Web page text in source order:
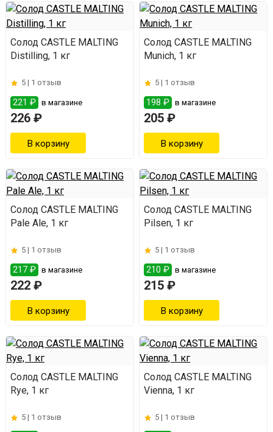
Солод CASTLE MALTING
Distilling, 1 кг
5 | 1 отзыв
221 ₽ в магазине
226 ₽
Солод CASTLE MALTING
Munich, 1 кг
5 | 1 отзыв
198 ₽ в магазине
205 ₽
Солод CASTLE MALTING
Pale Ale, 1 кг
5 | 1 отзыв
217 ₽ в магазине
222 ₽
Солод CASTLE MALTING
Pilsen, 1 кг
5 | 1 отзыв
210 ₽ в магазине
215 ₽
Солод CASTLE MALTING
Rye, 1 кг
5 | 1 отзыв
Солод CASTLE MALTING
Vienna, 1 кг
5 | 1 отзыв